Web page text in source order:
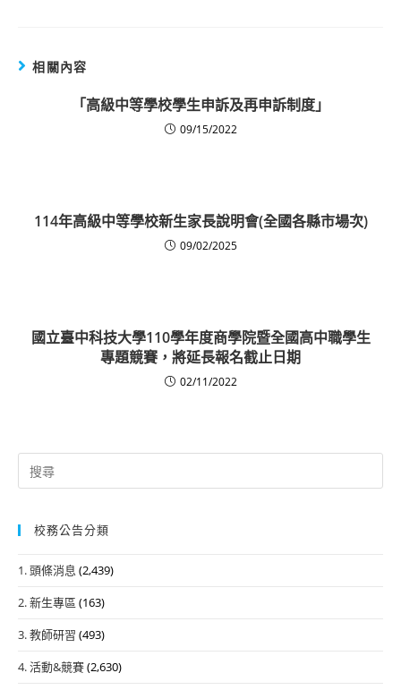
相關內容
「高級中等學校學生申訴及再申訴制度」
09/15/2022
114年高級中等學校新生家長說明會(全國各縣市場次)
09/02/2025
國立臺中科技大學110學年度商學院暨全國高中職學生
專題競賽，將延長報名截止日期
02/11/2022
Search
for:
校務公告分類
1. 頭條消息 (2,439)
2. 新生專區 (163)
3. 教師研習 (493)
4. 活動&競賽(2,630)